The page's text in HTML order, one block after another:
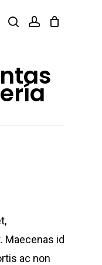
searchaccount
Maecenas id
ac non